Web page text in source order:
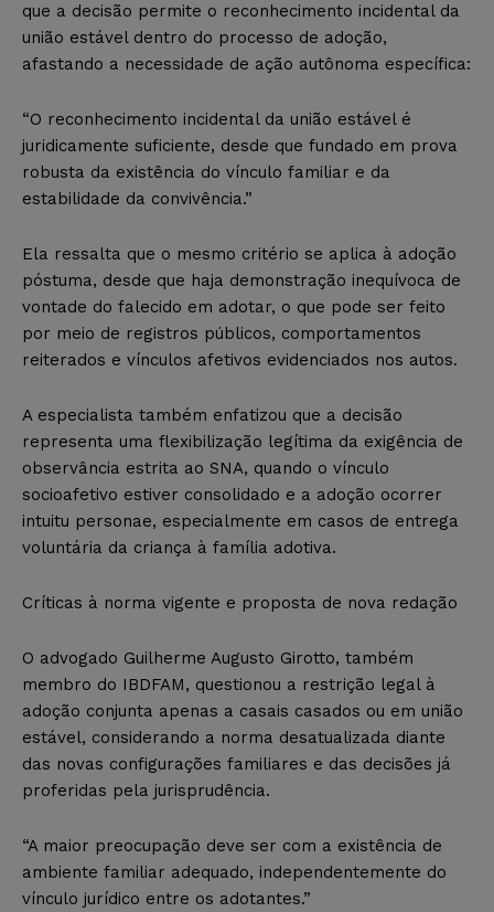
que a decisão permite o reconhecimento incidental da
união estável dentro do processo de adoção,
afastando a necessidade de ação autônoma específica:
“O reconhecimento incidental da união estável é
juridicamente suficiente, desde que fundado em prova
robusta da existência do vínculo familiar e da
estabilidade da convivência.”
Ela ressalta que o mesmo critério se aplica à adoção
póstuma, desde que haja demonstração inequívoca de
vontade do falecido em adotar, o que pode ser feito
por meio de registros públicos, comportamentos
reiterados e vínculos afetivos evidenciados nos autos.
A especialista também enfatizou que a decisão
representa uma flexibilização legítima da exigência de
observância estrita ao SNA, quando o vínculo
socioafetivo estiver consolidado e a adoção ocorrer
intuitu personae, especialmente em casos de entrega
voluntária da criança à família adotiva.
Críticas à norma vigente e proposta de nova redação
O advogado Guilherme Augusto Girotto, também
membro do IBDFAM, questionou a restrição legal à
adoção conjunta apenas a casais casados ou em união
estável, considerando a norma desatualizada diante
das novas configurações familiares e das decisões já
proferidas pela jurisprudência.
“A maior preocupação deve ser com a existência de
ambiente familiar adequado, independentemente do
vínculo jurídico entre os adotantes.”